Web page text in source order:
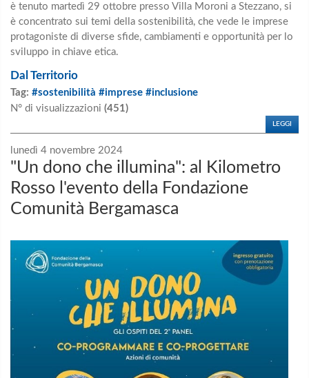
è tenuto martedì 29 ottobre presso Villa Moroni a Stezzano, si
è concentrato sui temi della sostenibilità, che vede le imprese
protagoniste di diverse sfide, cambiamenti e opportunità per lo
sviluppo in chiave etica.
Dal Territorio
Tag: #sostenibilità #imprese #inclusione
N° di visualizzazioni (451)
LEGGI
lunedì 4 novembre 2024
"Un dono che illumina": al Kilometro
Rosso l'evento della Fondazione
Comunità Bergamasca